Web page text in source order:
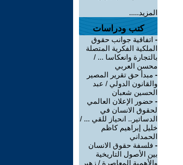
المزيد.....
كتب ودراسات
- اتفاقية جوانب حقوق
الملكية الفكرية المتصلة
بالتجارة وانعكاسا ... /
محسن العربي
- مبدأ حق تقرير المصير
والقانون الدولي / عبد
الحسين شعبان
- حضور الإعلان العالمي
لحقوق الانسان في
الدساتير.. انحياز للقي ... /
خليل إبراهيم كاظم
الحمداني
- فلسفة حقوق الانسان
بين الأصول التاريخية
والأهمية المعاصرة / زهير